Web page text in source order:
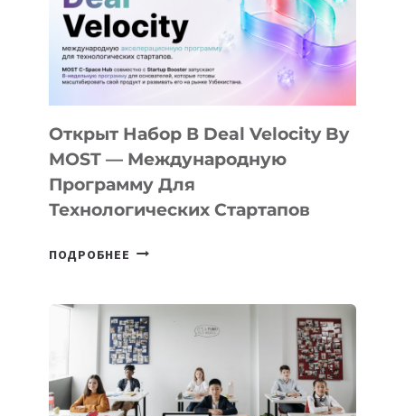
YOUTH
CAMP
ДАЛ
30
ПОДРОСТКАМ
БИЛЕТ
IT-
ПРЕДПРИНИМАТЕЛЬСТВО
Открыт Набор В Deal Velocity By
MOST — Международную
Программу Для
Технологических Стартапов
ПОДРОБНЕЕ ОТКРЫТ
DEAL
VELOCITY
BY
MOST
—